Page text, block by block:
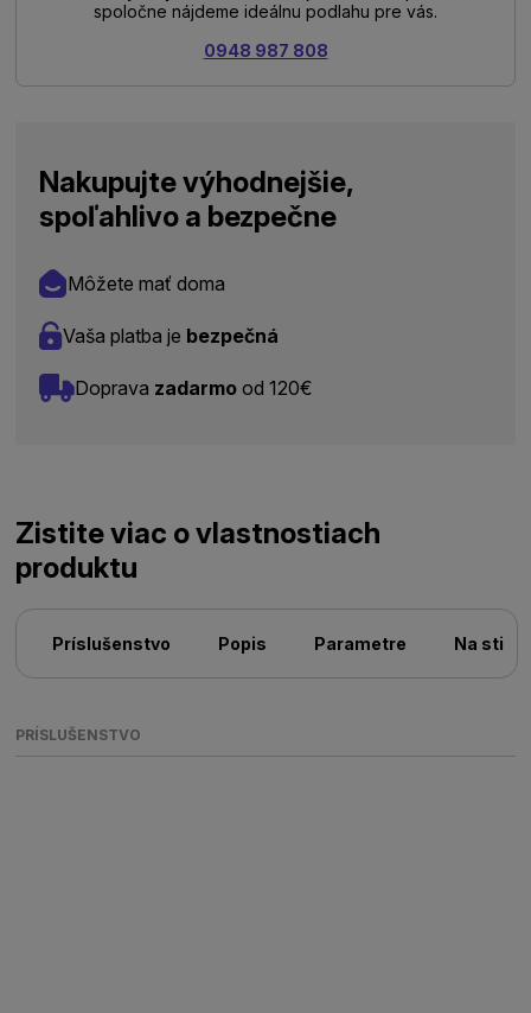
spoločne nájdeme ideálnu podlahu pre vás.
0948 987 808
Nakupujte výhodnejšie,
spoľahlivo a bezpečne
Môžete mať doma
Vaša platba je bezpečná
Doprava zadarmo od 120€
Zistite viac o vlastnostiach
produktu
Príslušenstvo Popis Parametre Na
PRÍSLUŠENSTVO